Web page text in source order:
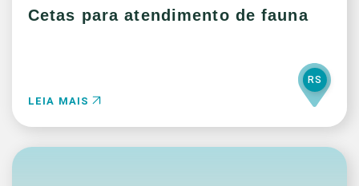
Cetas para atendimento de fauna
LEIA MAIS
RS